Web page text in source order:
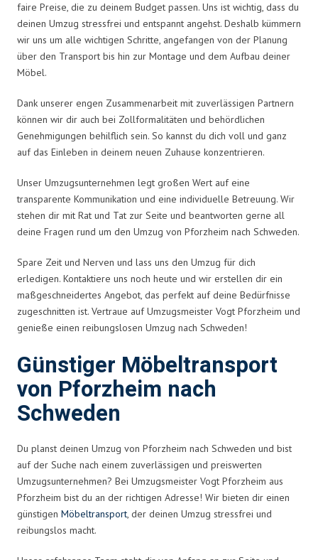
faire Preise, die zu deinem Budget passen. Uns ist wichtig, dass du
deinen Umzug stressfrei und entspannt angehst. Deshalb kümmern
wir uns um alle wichtigen Schritte, angefangen von der Planung
über den Transport bis hin zur Montage und dem Aufbau deiner
Möbel.
Dank unserer engen Zusammenarbeit mit zuverlässigen Partnern
können wir dir auch bei Zollformalitäten und behördlichen
Genehmigungen behilflich sein. So kannst du dich voll und ganz
auf das Einleben in deinem neuen Zuhause konzentrieren.
Unser Umzugsunternehmen legt großen Wert auf eine
transparente Kommunikation und eine individuelle Betreuung. Wir
stehen dir mit Rat und Tat zur Seite und beantworten gerne all
deine Fragen rund um den Umzug von Pforzheim nach Schweden.
Spare Zeit und Nerven und lass uns den Umzug für dich
erledigen. Kontaktiere uns noch heute und wir erstellen dir ein
maßgeschneidertes Angebot, das perfekt auf deine Bedürfnisse
zugeschnitten ist. Vertraue auf Umzugsmeister Vogt Pforzheim und
genieße einen reibungslosen Umzug nach Schweden!
Günstiger Möbeltransport
von Pforzheim nach
Schweden
Du planst deinen Umzug von Pforzheim nach Schweden und bist
auf der Suche nach einem zuverlässigen und preiswerten
Umzugsunternehmen? Bei Umzugsmeister Vogt Pforzheim aus
Pforzheim bist du an der richtigen Adresse! Wir bieten dir einen
günstigen Möbeltransport, der deinen Umzug stressfrei und
reibungslos macht.